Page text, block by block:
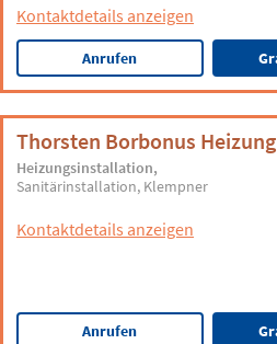
Kontaktdetails anzeigen
Anrufen
Thorsten Borbonus
Heizungsinstallation
Sanitärinstallation Klempner
Kontaktdetails anzeigen
Anrufen